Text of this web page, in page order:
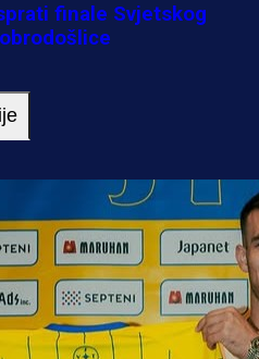
finale Svjetskog